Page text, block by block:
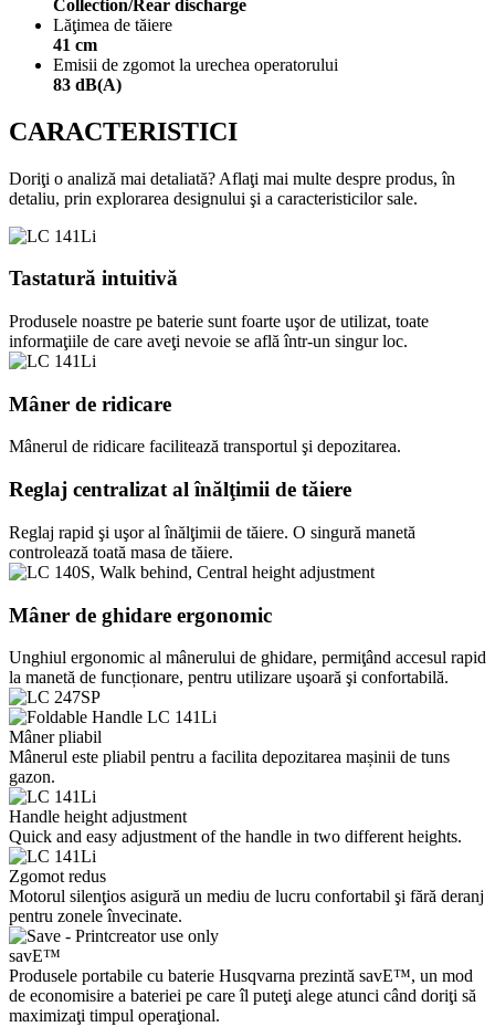
Collection/Rear discharge
Lăţimea de tăiere
41 cm
Emisii de zgomot la urechea operatorului
83 dB(A)
CARACTERISTICI
Doriţi o analiză mai detaliată? Aflaţi mai multe despre produs, în
detaliu, prin explorarea designului şi a caracteristicilor sale.
Tastatură intuitivă
Produsele noastre pe baterie sunt foarte uşor de utilizat, toate
informaţiile de care aveţi nevoie se află într-un singur loc.
Mâner de ridicare
Mânerul de ridicare facilitează transportul şi depozitarea.
Reglaj centralizat al înălţimii de tăiere
Reglaj rapid şi uşor al înălţimii de tăiere. O singură manetă
controlează toată masa de tăiere.
Mâner de ghidare ergonomic
Unghiul ergonomic al mânerului de ghidare, permiţând accesul rapid
la manetă de funcționare, pentru utilizare uşoară şi confortabilă.
Mâner pliabil
Mânerul este pliabil pentru a facilita depozitarea mașinii de tuns
gazon.
Handle height adjustment
Quick and easy adjustment of the handle in two different heights.
Zgomot redus
Motorul silenţios asigură un mediu de lucru confortabil şi fără deranj
pentru zonele învecinate.
savE™
Produsele portabile cu baterie Husqvarna prezintă savE™, un mod
de economisire a bateriei pe care îl puteţi alege atunci când doriţi să
maximizaţi timpul operaţional.